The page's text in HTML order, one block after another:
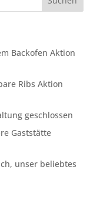
Backofen Aktion
Ribs Aktion
geschlossen
Gaststätte
unser beliebtes